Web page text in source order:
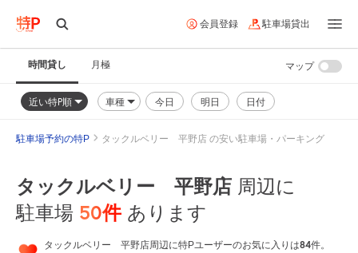
会員登録 駐車場貸出
時間貸し 月極
近い特P順 車種 今日 明日 日付
マップ
駐車場予約の特P タックルベリー 平野店 の安い駐車場・パーキング
タックルベリー 平野店 周辺に
駐車場 50件 あります
タックルベリー 平野店周辺に特Pユーザーのお気に入りは84件。